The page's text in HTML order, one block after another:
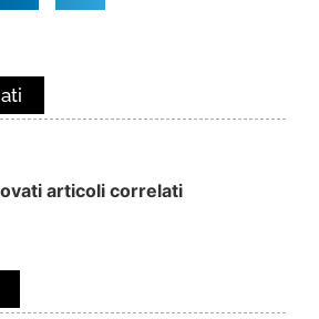
articoli correlati